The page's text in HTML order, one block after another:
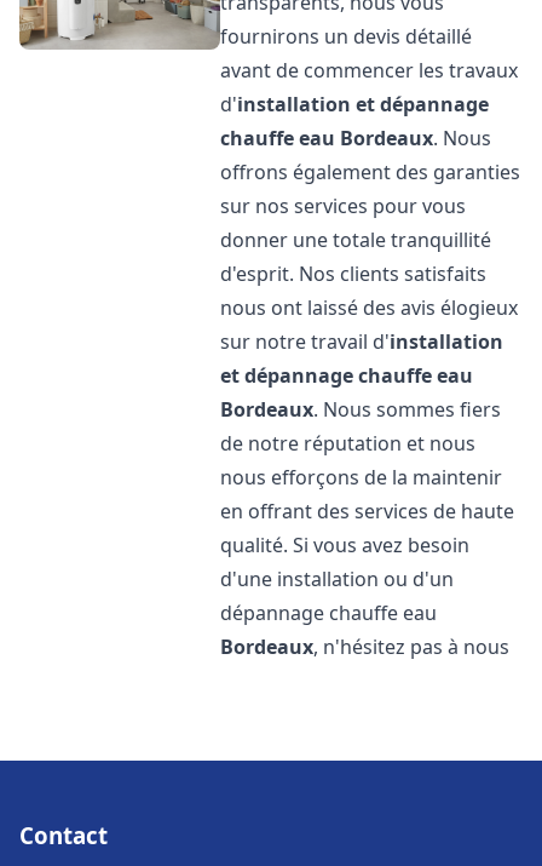
fournirons un devis détaillé
avant de commencer les travaux
d'installation et dépannage
chauffe eau Bordeaux. Nous
offrons également des garanties
sur nos services pour vous
donner une totale tranquillité
d'esprit. Nos clients satisfaits
nous ont laissé des avis élogieux
sur notre travail d'installation
et dépannage chauffe eau
Bordeaux. Nous sommes fiers
de notre réputation et nous
nous efforçons de la maintenir
en offrant des services de haute
qualité. Si vous avez besoin
d'une installation ou d'un
dépannage chauffe eau
Bordeaux, n'hésitez pas à nous
Contact